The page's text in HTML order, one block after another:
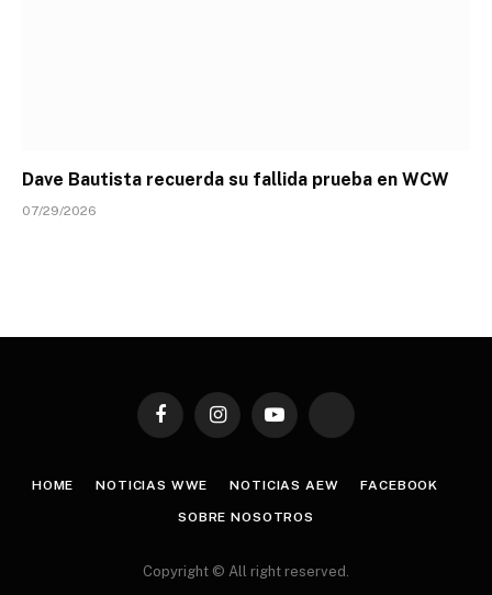
Dave Bautista recuerda su fallida prueba en WCW
07/29/2026
FacebookInstagramYouTube TikTok
HOME NOTICIAS WWE NOTICIAS AEW FACEBOOK
SOBRE NOSOTROS
Copyright © All right reserved.